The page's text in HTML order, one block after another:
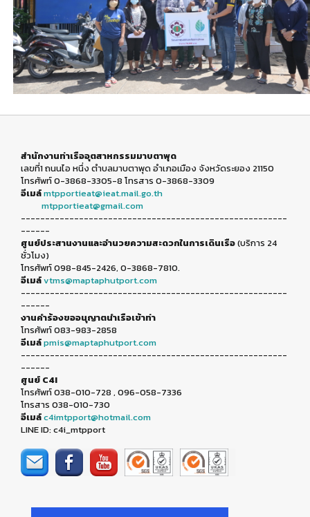
สำนักงานท่าเรืออุตสาหกรรมมาบตาพุด
เลขที่1 ถนนไอ หนึ่ง ตำบลมาบตาพุด อำเภอเมือง จังหวัดระยอง 21150
โทรศัพท์ 0-3868-3305-8 โทรสาร 0-3868-3309
อีเมล์mtpportieat@ieat.mail.go.th
mtpportieat@gmail.com
-------------------------------------------------------
------
ศูนย์ประสานงานและอำนวยความสะดวกในการเดินเรือ(บริการ 24
ชั่วโมง)
โทรศัพท์ 098-845-2426, 0-3868-7810.
อีเมล์vtms@maptaphutport.com
-------------------------------------------------------
------
งานคำร้องขออนุญาตนำเรือเข้าท่า
โทรศัพท์ 083-983-2858
อีเมล์pmis@maptaphutport.com
-------------------------------------------------------
------
ศูนย์ C4I
โทรศัพท์ 038-010-728 , 096-058-7336
โทรสาร 038-010-730
อีเมล์c4imtpport@hotmail.com
LINE ID: c4i_mtpport